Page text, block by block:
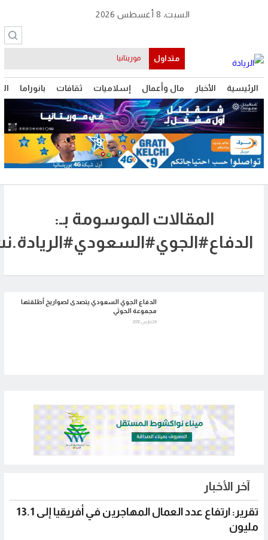
مال وأعمال إسلاميات ثقافات بانوراما التقنية الرأي الرياضة
متداول
الموسومة بـ:
الدفاع الجوي السعودي يتصدى لصواريخ أطلقتها
تقرير: ارتفاع عدد العمال المهاجرين في أفريقيا إلى 13.1